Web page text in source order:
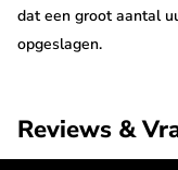
dat een groot aantal
opgeslagen.
Type
Leessnelheid:
Reviews &